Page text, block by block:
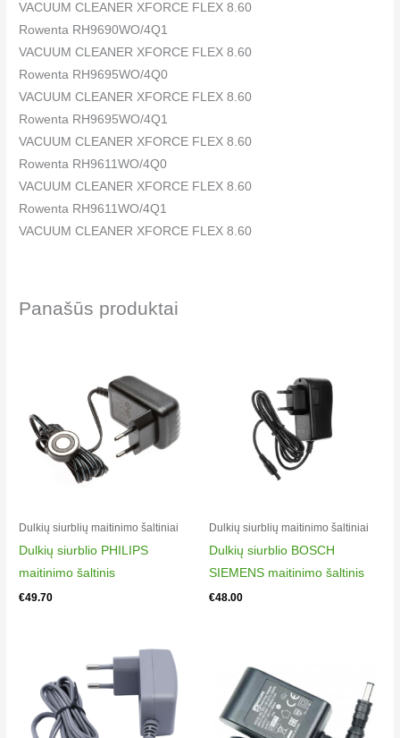
VACUUM CLEANER XFORCE FLEX 8.60
Rowenta RH9690WO/4Q1
VACUUM CLEANER XFORCE FLEX 8.60
Rowenta RH9695WO/4Q0
VACUUM CLEANER XFORCE FLEX 8.60
Rowenta RH9695WO/4Q1
VACUUM CLEANER XFORCE FLEX 8.60
Rowenta RH9611WO/4Q0
VACUUM CLEANER XFORCE FLEX 8.60
Rowenta RH9611WO/4Q1
VACUUM CLEANER XFORCE FLEX 8.60
Rowenta RH9637WO/4Q1
VACUUM CLEANER XFORCE FLEX 8.60
Rowenta RH9638WO/4Q1
VACUUM CLEANER XFORCE FLEX 8.60
Rowenta RH9639WO/4Q0
VACUUM CLEANER XFORCE FLEX 8.60
Rowenta RH9639WO/4Q1
Rowenta RH9677WO/4Q0
VACUUM CLEANER XFORCE FLEX 8.60
Rowenta RH9677WO/4Q1
Rowenta RH9678WO/4Q1
VACUUM CLEANER XFORCE FLEX 8.60
Rowenta RH9679WO/4Q0
VACUUM CLEANER XFORCE FLEX 8.60
Panašūs produktai
Dulkių siurblių maitinimo šaltiniai
Dulkių siurblio PHILIPS
maitinimo šaltinis
€49.70
Dulkių siurblių maitinimo šaltiniai
Dulkių siurblio BOSCH
SIEMENS maitinimo šaltinis
€48.00